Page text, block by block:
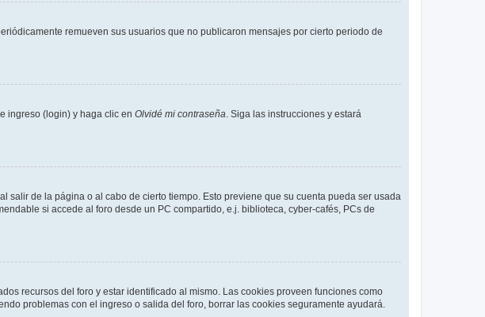
remueven sus usuarios que no publicaron mensajes por cierto periodo de
ingreso (login) y haga clic en Olvidé mi contraseña . Siga las instrucciones y estará
de la página o al cabo de cierto tiempo. Esto previene que su cuenta pueda ser usada
si accede al foro desde un PC compartido, e.j. biblioteca, cyber-cafés, PCs de
recursos del foro y estar identificado al mismo. Las cookies proveen funciones como
problemas con el ingreso o salida del foro, borrar las cookies seguramente ayudará.